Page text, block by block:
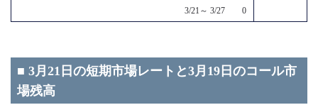
3/21～ 3/27 0
■ 3月21日の短期市場レートと3月19日のコール市
場残高